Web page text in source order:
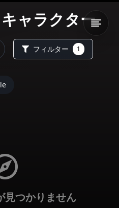
キャラクター
フィルター 1
見つかりません